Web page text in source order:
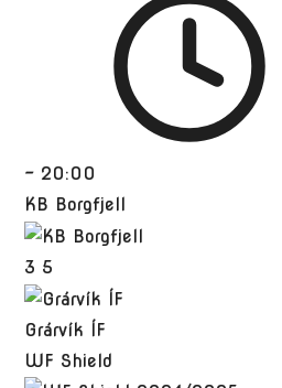
- 20:00
KB Borgfjell
3 5
Grárvík ÍF
WF Shield